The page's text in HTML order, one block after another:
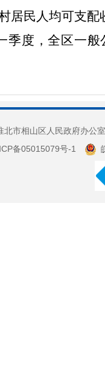
居民人均可支配
季度，全区一般
北市相山区人民政府办
备05015079号-1